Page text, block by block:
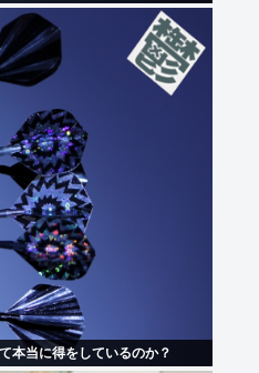
本当に得をしているのか？